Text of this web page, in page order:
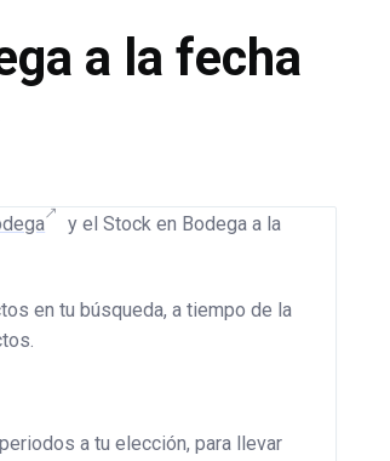
a la fecha
y el Stock en Bodega a la
en tu búsqueda, a tiempo de la
a tu elección, para llevar